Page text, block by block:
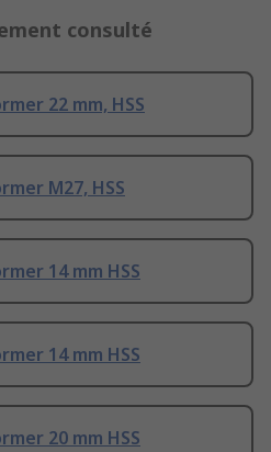
consulté
22 mm, HSS
M27, HSS
14 mm HSS
14 mm HSS
20 mm HSS